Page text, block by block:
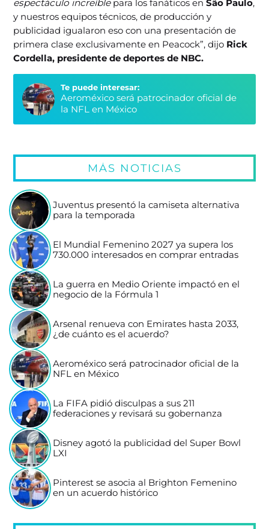
espectáculo increíble para los fanáticos enSão Paulo,
y nuestros equipos técnicos, de producción y
publicidad igualaron eso con una presentación de
primera clase exclusivamente en Peacock”, dijo Rick
Cordella, presidente de deportes de NBC.
Te puede interesar:
Aeroméxico será patrocinador oficial de
la NFL en México
MÁS NOTICIAS
Juventus presentó la camiseta alternativa
para la temporada
El Mundial Femenino 2027 ya supera los
730.000 interesados en comprar entradas
La guerra en Medio Oriente impactó en el
negocio de la Fórmula 1
Arsenal renueva con Emirates hasta 2033,
¿de cuánto es el acuerdo?
Aeroméxico será patrocinador oficial de la
NFL en México
La FIFA pidió disculpas a sus 211
federaciones y revisará su gobernanza
Disney agotó la publicidad del Super Bowl
LXI
Pinterest se asocia al Brighton Femenino
en un acuerdo histórico